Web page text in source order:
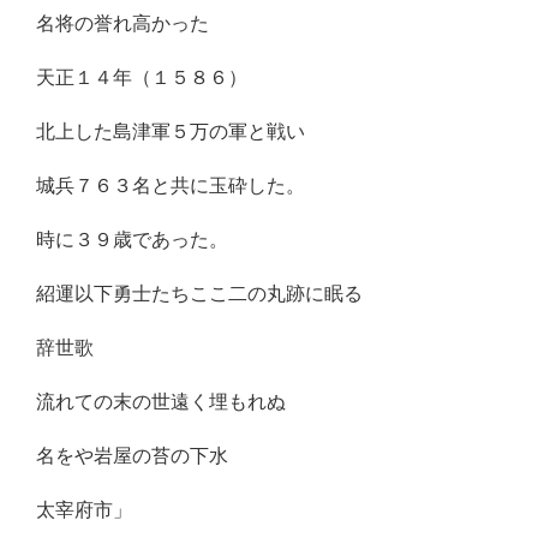
名将の誉れ高かった
天正１４年（１５８６）
北上した島津軍５万の軍と戦い
城兵７６３名と共に玉砕した。
時に３９歳であった。
紹運以下勇士たちここ二の丸跡に眠る
辞世歌
流れての末の世遠く埋もれぬ
名をや岩屋の苔の下水
太宰府市」